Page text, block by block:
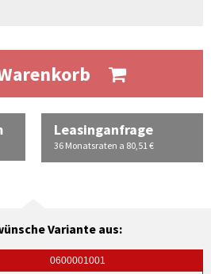
Leasinganfrage
36 Monatsraten a 80,51 €
Variante aus:
0600001001